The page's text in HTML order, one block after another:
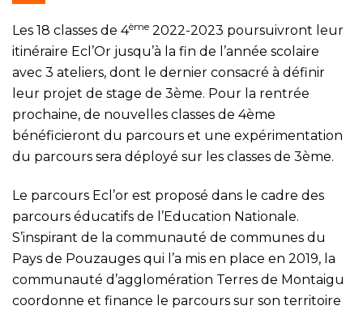
Les 18 classes de 4ème 2022-2023 poursuivront leur
itinéraire Ecl’Or jusqu’à la fin de l’année scolaire
avec 3 ateliers, dont le dernier consacré à définir
leur projet de stage de 3ème. Pour la rentrée
prochaine, de nouvelles classes de 4ème
bénéficieront du parcours et une expérimentation
du parcours sera déployé sur les classes de 3ème.
Le parcours Ecl’or est proposé dans le cadre des
parcours éducatifs de l’Education Nationale.
S’inspirant de la communauté de communes du
Pays de Pouzauges qui l’a mis en place en 2019, la
communauté d’agglomération Terres de Montaigu
coordonne et finance le parcours sur son territoire